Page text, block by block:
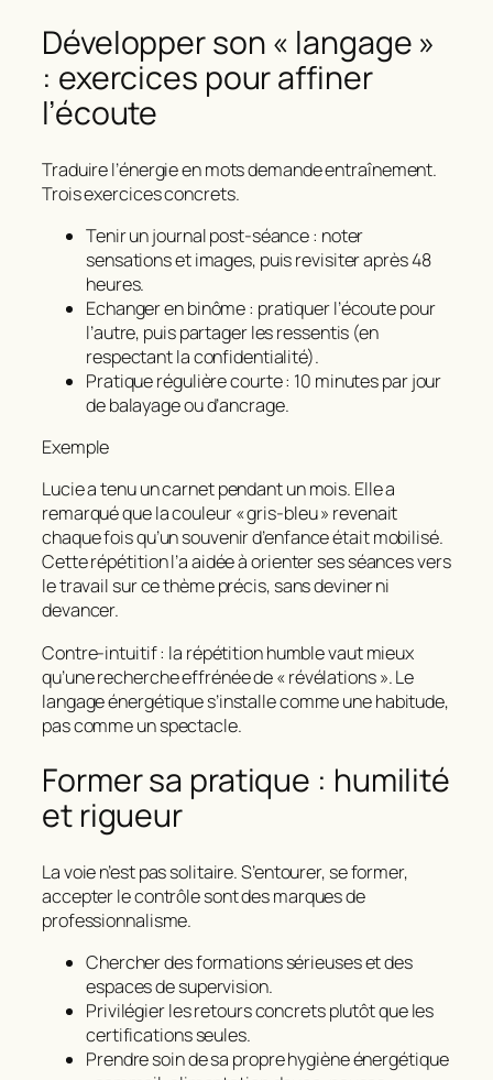
Développer son « langage »
: exercices pour affiner
l’écoute
Traduire l’énergie en mots demande entraînement.
Trois exercices concrets.
Tenir un journal post‑séance : noter
sensations et images, puis revisiter après 48
heures.
Echanger en binôme : pratiquer l’écoute pour
l’autre, puis partager les ressentis (en
respectant la confidentialité).
Pratique régulière courte : 10 minutes par jour
de balayage ou d’ancrage.
Exemple
Lucie a tenu un carnet pendant un mois. Elle a
remarqué que la couleur « gris‑bleu » revenait
chaque fois qu’un souvenir d’enfance était mobilisé.
Cette répétition l’a aidée à orienter ses séances vers
le travail sur ce thème précis, sans deviner ni
devancer.
Contre‑intuitif : la répétition humble vaut mieux
qu’une recherche effrénée de « révélations ». Le
langage énergétique s’installe comme une habitude,
pas comme un spectacle.
Former sa pratique : humilité
et rigueur
La voie n’est pas solitaire. S’entourer, se former,
accepter le contrôle sont des marques de
professionnalisme.
Chercher des formations sérieuses et des
espaces de supervision.
Privilégier les retours concrets plutôt que les
certifications seules.
Prendre soin de sa propre hygiène énergétique